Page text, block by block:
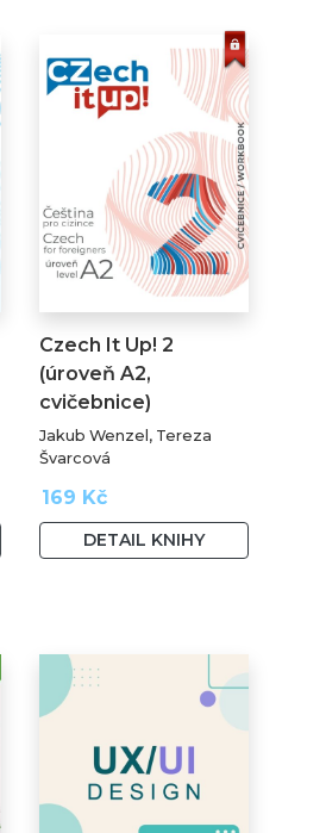
Czech It Up! 2
(úroveň A2,
cvičebnice)
Jakub Wenzel, Tereza
Švarcová
169 Kč
DETAIL KNIHY